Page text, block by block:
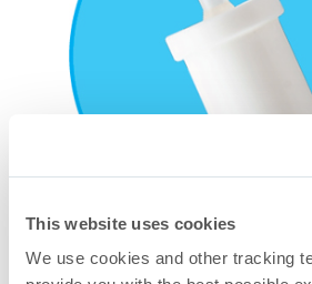
This website uses cookies
We use cookies and other tracking
Adaptateur concentrique